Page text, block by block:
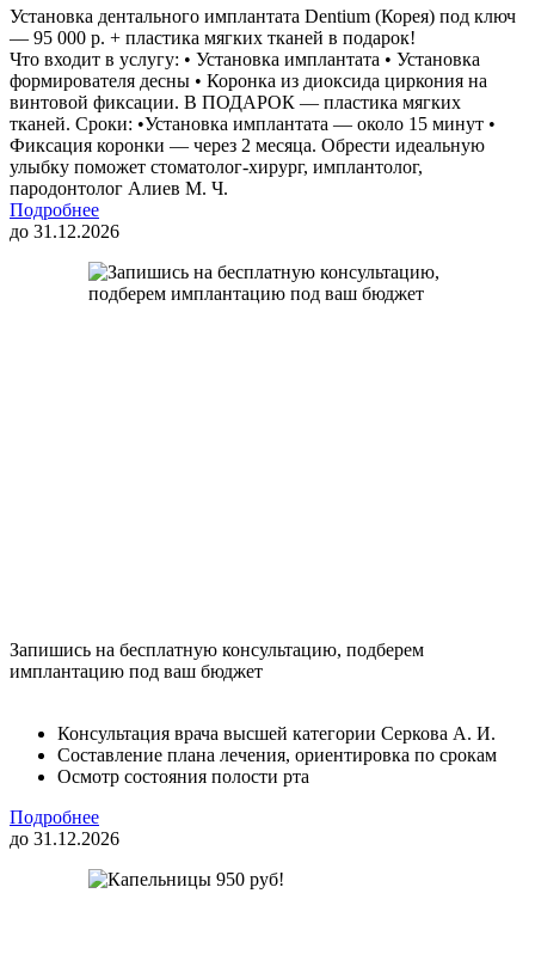
Установка дентального имплантата Dentium (Корея) под ключ
— 95 000 р. + пластика мягких тканей в подарок!
Что входит в услугу: • Установка имплантата • Установка
формирователя десны • Коронка из диоксида циркония на
винтовой фиксации. В ПОДАРОК — пластика мягких
тканей. Сроки: •Установка имплантата — около 15 минут •
Фиксация коронки — через 2 месяца. Обрести идеальную
улыбку поможет стоматолог-хирург, имплантолог,
пародонтолог Алиев М. Ч.
Подробнее
до 31.12.2026
Запишись на бесплатную консультацию, подберем
имплантацию под ваш бюджет
Консультация врача высшей категории Серкова А. И.
Составление плана лечения, ориентировка по срокам
Осмотр состояния полости рта
Подробнее
до 31.12.2026